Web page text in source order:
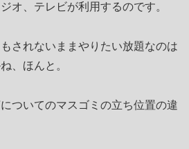
オ、テレビが利用するのです。
されないままやりたい放題なのは
、ほんと。
ついてのマスゴミの立ち位置の違